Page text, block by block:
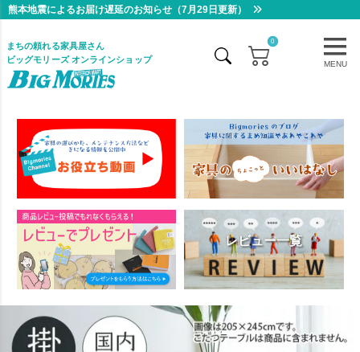
熊本地震によるお届け遅延のお知らせ（7月29日更新）
MENU
まちの頼れる家具屋さん
ビッグモリーズ オンラインショップ
0
レビュー一覧